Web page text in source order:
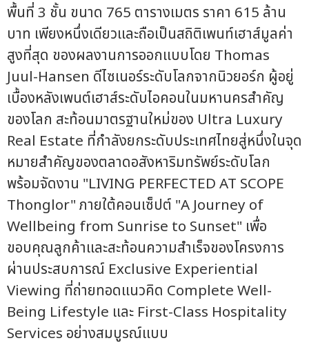
พื้นที่ 3 ชั้น ขนาด 765 ตารางเมตร ราคา 615 ล้าน
บาท เพียงหนึ่งเดียวและถือเป็นสถิติเพนท์เฮาส์มูลค่า
สูงที่สุด ของผลงานการออกแบบโดย Thomas
Juul-Hansen ดีไซเนอร์ระดับโลกจากนิวยอร์ก ผู้อยู่
เบื้องหลังเพนต์เฮาส์ระดับไอคอนในมหานครสำคัญ
ของโลก สะท้อนมาตรฐานใหม่ของ Ultra Luxury
Real Estate ที่กำลังยกระดับประเทศไทยสู่หนึ่งในจุด
หมายสำคัญของตลาดอสังหาริมทรัพย์ระดับโลก
พร้อมจัดงาน "LIVING PERFECTED AT SCOPE
Thonglor" ภายใต้คอนเซ็ปต์ "A Journey of
Wellbeing from Sunrise to Sunset" เพื่อ
ขอบคุณลูกค้าและสะท้อนความสำเร็จของโครงการ
ผ่านประสบการณ์ Exclusive Experiential
Viewing ที่ถ่ายทอดแนวคิด Complete Well-
Being Lifestyle และ First-Class Hospitality
Services อย่างสมบูรณ์แบบ